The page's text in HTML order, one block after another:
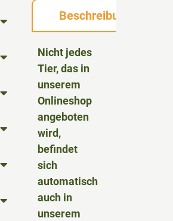
Beschreibung
Nicht jedes
Tier, das in
unserem
Onlineshop
angeboten
wird,
befindet
sich
automatisch
auch in
unserem